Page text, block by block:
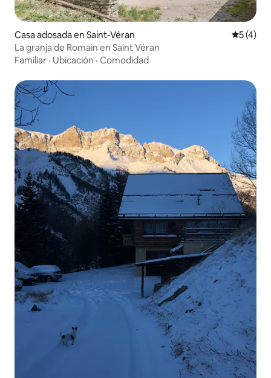
Casa adosada en Saint-Véran
5 (4)
La granja de Romain en Saint Véran
Familiar · Ubicación · Comodidad